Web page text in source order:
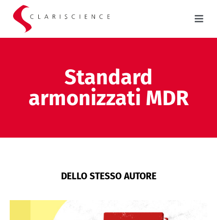
Standard
armonizzati MDR
DELLO STESSO AUTORE